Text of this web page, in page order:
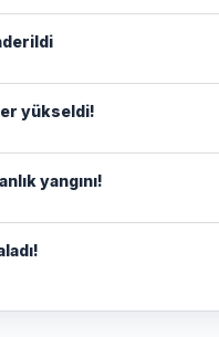
yükseldi!
yangını!